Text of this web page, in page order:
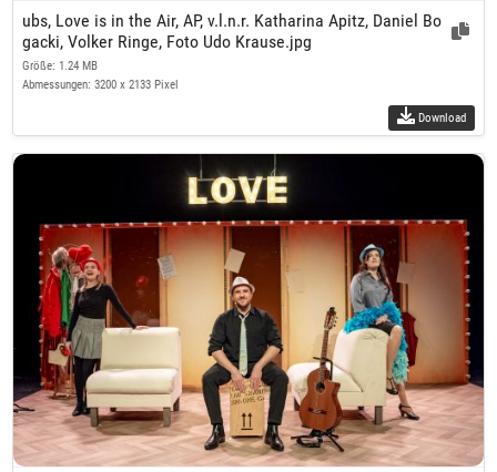
ubs, Love is in the Air, AP, v.l.n.r. Katharina Apitz, Daniel Bo
gacki, Volker Ringe, Foto Udo Krause.jpg
Größe: 1.24 MB
Abmessungen: 3200 x 2133 Pixel
Download